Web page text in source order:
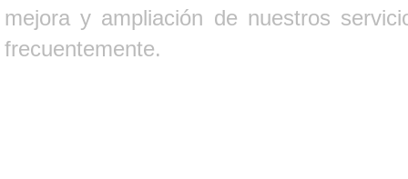
mejora y ampliación de nuestros
frecuentemente.